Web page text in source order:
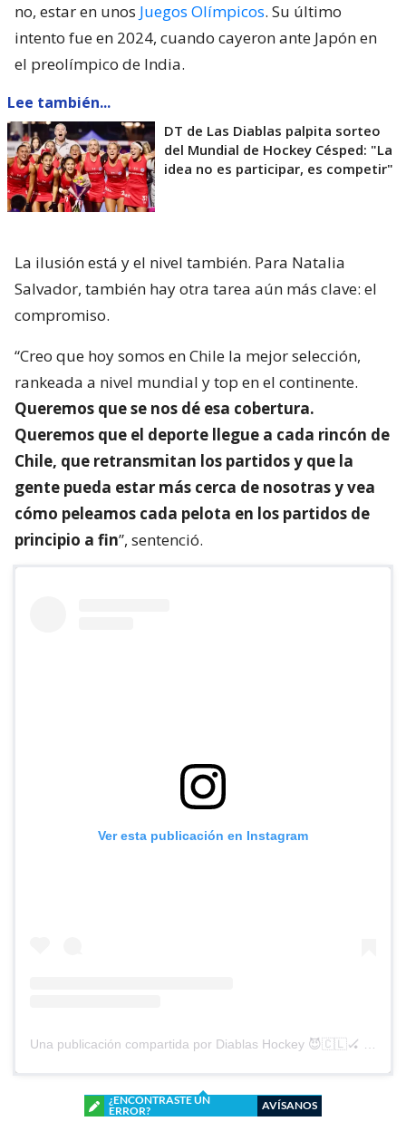
no, estar en unos Juegos Olímpicos. Su último
intento fue en 2024, cuando cayeron ante Japón en
el preolímpico de India.
Lee también...
DT de Las Diablas palpita sorteo
del Mundial de Hockey Césped: "La
idea no es participar, es competir"
La ilusión está y el nivel también. Para Natalia
Salvador, también hay otra tarea aún más clave: el
compromiso.
“Creo que hoy somos en Chile la mejor selección,
rankeada a nivel mundial y top en el continente.
Queremos que se nos dé esa cobertura.
Queremos que el deporte llegue a cada rincón de
Chile, que retransmitan los partidos y que la
gente pueda estar más cerca de nosotras y vea
cómo peleamos cada pelota en los partidos de
principio a fin”, sentenció.
Ver esta publicación en Instagram
Una publicación compartida por Diablas Hockey 😈🇨🇱🏑 (@diablashockey)
¿ENCONTRASTE UN
ERROR?
AVÍSANOS